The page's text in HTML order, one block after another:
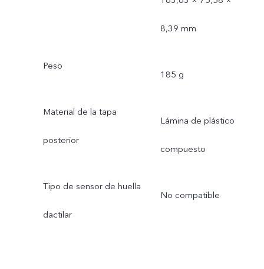
8,39 mm
Peso
185 g
Material de la tapa
posterior
Lámina de plástico
compuesto
Tipo de sensor de huella
dactilar
No compatible